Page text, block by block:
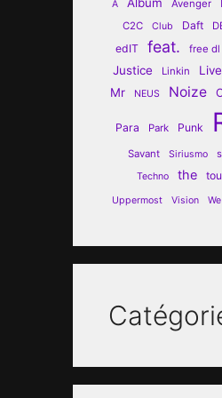
A Avenger
C2C Club Daft
edIT feat. free dl
Justice Linkin Live
Mr NEUS Noize
Para Park Punk
Savant Siriusmo
Techno
the
Uppermost Vision We